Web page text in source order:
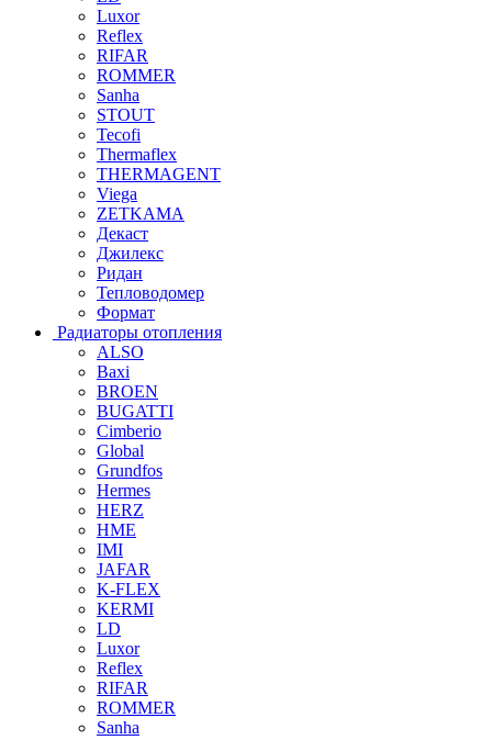
Luxor
Reflex
RIFAR
ROMMER
Sanha
STOUT
Tecofi
Thermaflex
THERMAGENT
Viega
ZETKAMA
Декаст
Джилекс
Ридан
Тепловодомер
Формат
Радиаторы отопления
ALSO
Baxi
BROEN
BUGATTI
Cimberio
Global
Grundfos
Hermes
HERZ
HME
IMI
JAFAR
K-FLEX
KERMI
LD
Luxor
Reflex
RIFAR
ROMMER
Sanha